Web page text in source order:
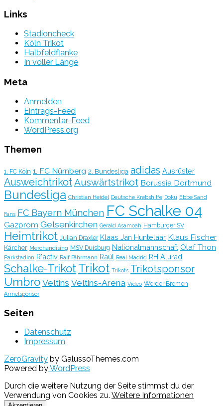
Links
Stadioncheck
Köln Trikot
Halbfeldflanke
In voller Länge
Meta
Anmelden
Eintrags-Feed
Kommentar-Feed
WordPress.org
Themen
1. FC Köln 1. FC Nürnberg 2. Bundesliga adidas Ausrüster
AusweichtrikotAuswärtstrikot Borussia Dortmund
Bundesliga Christian Heidel Deutsche Krebshilfe Doku Ebbe Sand
Fans FC Bayern München FC Schalke 04
Gazprom Gelsenkirchen Gerald Asamoah Hamburger SV
Heimtrikot Julian Draxler Klaas Jan Huntelaar Klaus Fischer
Kärcher Merchandising MSV Duisburg Nationalmannschaft Olaf Thon
Parkstadion R'activ Ralf Fährmann Raúl Real Madrid RH Alurad
Schalke-TrikotTrikot Trikots Trikotsponsor
Umbro Veltins Veltins-Arena Video Werder Bremen
Ärmelsponsor
Seiten
Datenschutz
Impressum
ZeroGravity by GalussoThemes.com
Powered byWordPress
Durch die weitere Nutzung der Seite stimmst du der
Verwendung von Cookies zu. Weitere Informationen